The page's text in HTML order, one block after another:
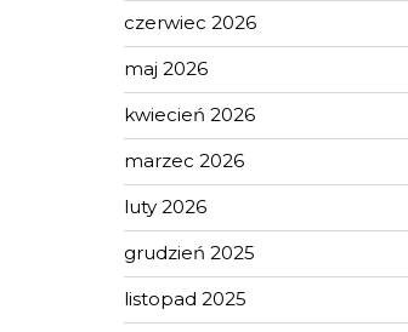
czerwiec 2026
maj 2026
kwiecień 2026
marzec 2026
luty 2026
grudzień 2025
listopad 2025